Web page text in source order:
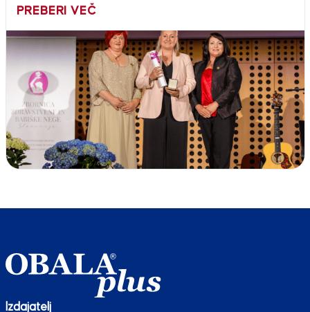
PREBERI VEČ
Izdajatelj